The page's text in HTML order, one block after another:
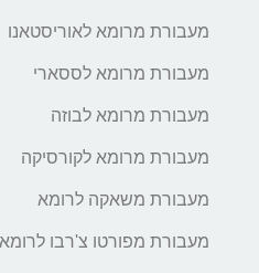
מעבורת מרומא לאוריסטאנו
מעבורת מרומא לססארי
מעבורת מרומא לבוזה
מעבורת מרומא לקורסיקה
מעבורת משאקה לרומא
מעבורת מפורטו צ'רבו לרומא